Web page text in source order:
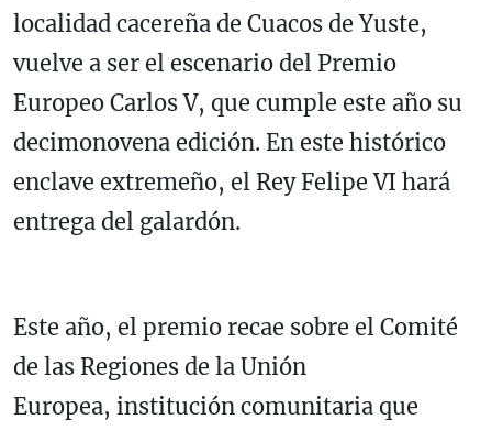
localidad cacereña de Cuacos de Yuste,
vuelve a ser el escenario del Premio
Europeo Carlos V, que cumple este año su
decimonovena edición. En este histórico
enclave extremeño, el Rey Felipe VI hará
entrega del galardón.
Este año, el premio recae sobre el Comité
de las Regiones de la Unión
Europea, institución comunitaria que